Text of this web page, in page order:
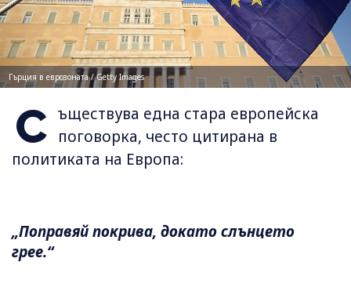
Гърция в еврозоната / Getty Images
С ъществува една стара европейска
поговорка, често цитирана в
политиката на Европа:
„Поправяй покрива, докато слънцето
грее.“